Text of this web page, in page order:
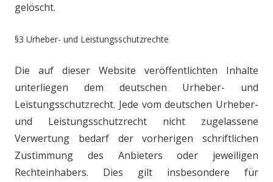
gelöscht.
§3 Urheber- und Leistungsschutzrechte
Die auf dieser Website veröffentlichten Inhalte
unterliegen dem deutschen Urheber- und
Leistungsschutzrecht. Jede vom deutschen Urheber-
und Leistungsschutzrecht nicht zugelassene
Verwertung bedarf der vorherigen schriftlichen
Zustimmung des Anbieters oder jeweiligen
Rechteinhabers. Dies gilt insbesondere für